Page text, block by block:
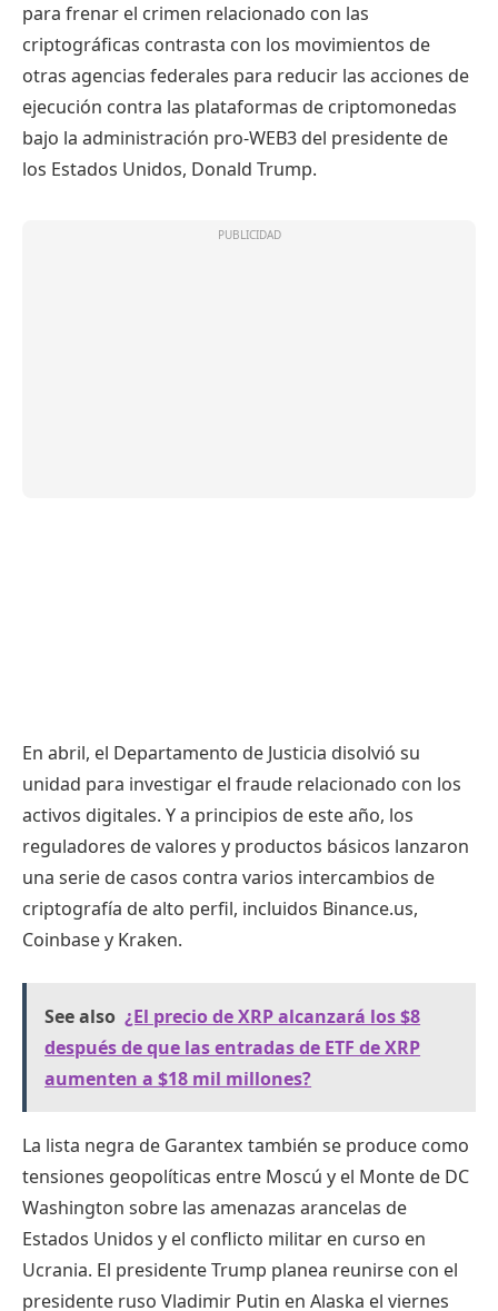
para frenar el crimen relacionado con las
criptográficas contrasta con los movimientos de
otras agencias federales para reducir las acciones de
ejecución contra las plataformas de criptomonedas
bajo la administración pro-WEB3 del presidente de
los Estados Unidos, Donald Trump.
En abril, el Departamento de Justicia disolvió su
unidad para investigar el fraude relacionado con los
activos digitales. Y a principios de este año, los
reguladores de valores y productos básicos lanzaron
una serie de casos contra varios intercambios de
criptografía de alto perfil, incluidos Binance.us,
Coinbase y Kraken.
See also ¿El precio de XRP alcanzará los $8
después de que las entradas de ETF de XRP
aumenten a $18 mil millones?
La lista negra de Garantex también se produce como
tensiones geopolíticas entre Moscú y el Monte de DC
Washington sobre las amenazas arancelas de
Estados Unidos y el conflicto militar en curso en
Ucrania. El presidente Trump planea reunirse con el
presidente ruso Vladimir Putin en Alaska el viernes